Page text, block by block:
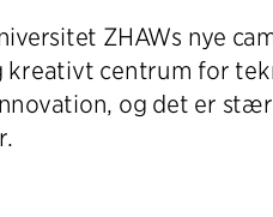
ZHAWs nye
kreativt centrum for
og det er